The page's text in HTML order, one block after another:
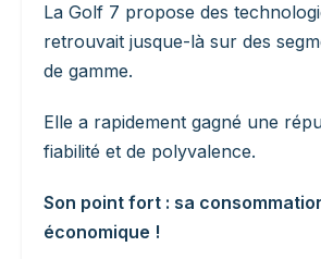
La Golf 7 propose des
retrouvait jusque-là sur des
de gamme.
Elle a rapidement gagné une
fiabilité et de polyvalence.
Son point fort : sa
économique !